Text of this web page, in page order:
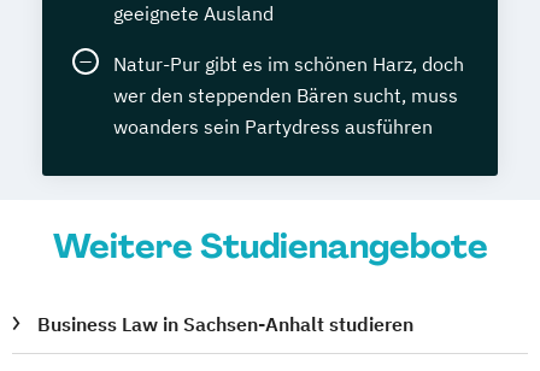
geeignete Ausland
Natur-Pur gibt es im schönen Harz, doch
wer den steppenden Bären sucht, muss
woanders sein Partydress ausführen
Weitere Studienangebote
Business Law in Sachsen-Anhalt studieren